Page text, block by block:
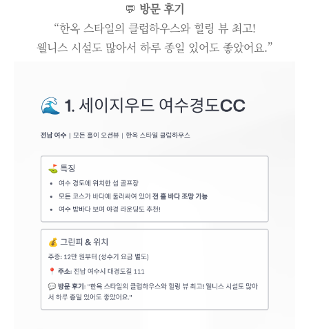
💬 방문 후기
“한옥 스타일의 클럽하우스와 힐링 뷰 최고!
웰니스 시설도 많아서 하루 종일 있어도 좋았어요.”